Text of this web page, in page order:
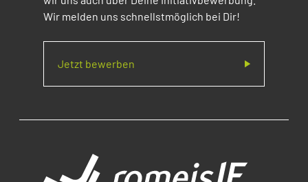
Wir melden uns schnellstmöglich bei Dir!
Jetzt bewerben